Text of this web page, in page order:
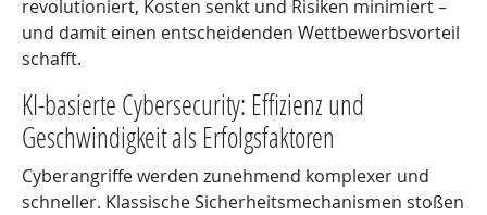
revolutioniert, Kosten senkt und Risiken minimiert –
und damit einen entscheidenden Wettbewerbsvorteil
schafft.
KI-basierte Cybersecurity: Effizienz und
Geschwindigkeit als Erfolgsfaktoren
Cyberangriffe werden zunehmend komplexer und
schneller. Klassische Sicherheitsmechanismen stoßen